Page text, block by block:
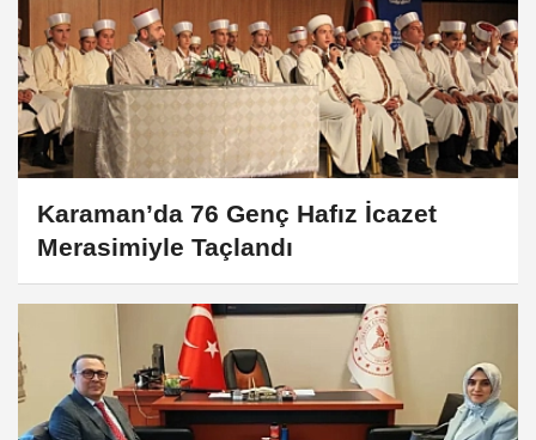
Karaman’da 76 Genç Hafız İcazet
Merasimiyle Taçlandı